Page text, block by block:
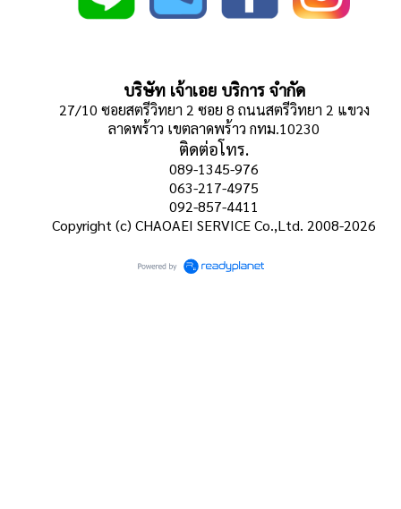
บริษัท เจ้าเอย บริการ จำกัด
27/10 ซอยสตรีวิทยา 2 ซอย 8 ถนนสตรีวิทยา 2 แขวง
ลาดพร้าว เขตลาดพร้าว กทม.10230
ติดต่อโทร.
089-1345-976
063-217-4975
092-857-4411
Copyright (c) CHAOAEI SERVICE Co.,Ltd. 2008-2026